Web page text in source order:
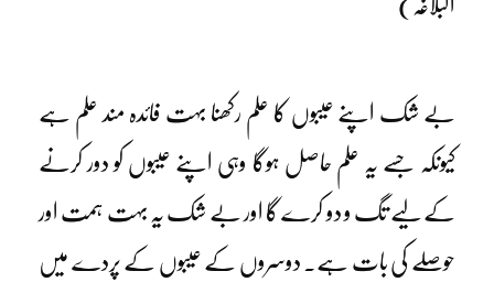
البلاغہ)
بے شک اپنے عیبوں کا علم رکھنا بہت فائدہ مند علم ہے
کیونکہ جسے یہ علم حاصل ہوگا وہی اپنے عیبوں کو دور کرنے
کے لیے تگ و دو کرے گا اور بے شک یہ بہت ہمت اور
حوصلے کی بات ہے۔ دوسروں کے عیبوں کے پردے میں